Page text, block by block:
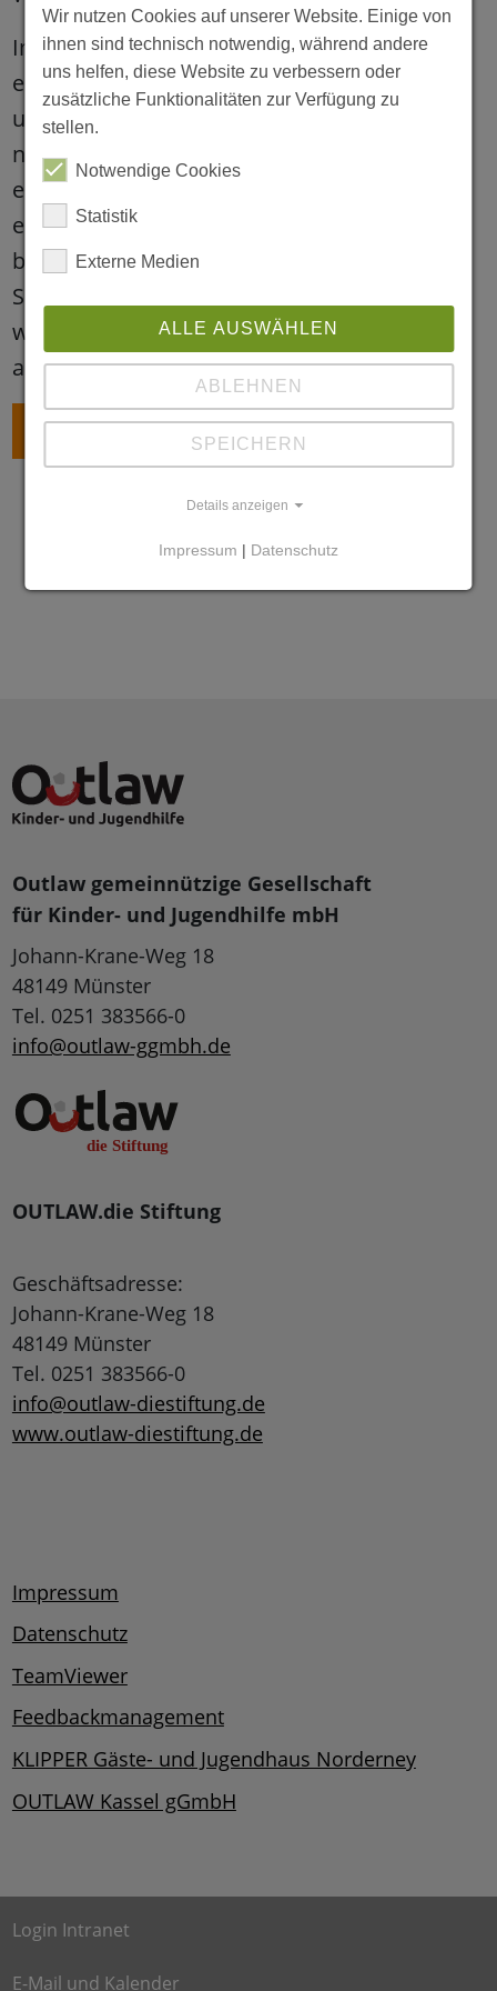
Im Laufe des Projekts lernten die Kinder,
eigene Ideen umzusetzen, sich abzustimmen
und gemeinsam Lösungen zu finden. „Ganz
nebenbei entstand dabei das Gefühl, Teil
einer Gemeinschaft zu sein. Die Kinder
erlebten so, dass ihre Entscheidungen etwas
bedeuten und dass Lernen besonders viel
Spaß macht, wenn es spielerisch gestaltet
wird und an ihre eigenen Interessen
anknüpft“, fasst die Kitaleitung zusammen.
ZURÜCK
Outlaw gemeinnützige Gesellschaft
für Kinder- und Jugendhilfe mbH
Johann-Krane-Weg 18
48149 Münster
Tel. 0251 383566-0
info@outlaw-ggmbh.de
OUTLAW.die Stiftung
Geschäftsadresse:
Johann-Krane-Weg 18
48149 Münster
Tel. 0251 383566-0
info@outlaw-diestiftung.de
www.outlaw-diestiftung.de
Impressum
Datenschutz
TeamViewer
Feedbackmanagement
KLIPPER Gäste- und Jugendhaus Norderney
OUTLAW Kassel gGmbH
Login Intranet
E-Mail und Kalender
Wir nutzen Cookies auf unserer Website. Einige von
ihnen sind technisch notwendig, während andere
uns helfen, diese Website zu verbessern oder
zusätzliche Funktionalitäten zur Verfügung zu
stellen.
Notwendige Cookies
Statistik
Externe Medien
ALLE AUSWÄHLEN
ABLEHNEN
SPEICHERN
Details anzeigen
Impressum | Datenschutz